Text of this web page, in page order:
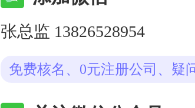
张总监 13826528954
免费核名、0元注册公司、疑